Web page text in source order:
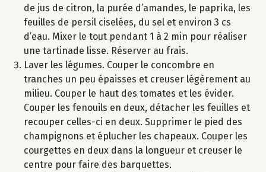
de jus de citron, la purée d’amandes, le paprika, les
feuilles de persil ciselées, du sel et environ 3 cs
d’eau. Mixer le tout pendant 1 à 2 min pour réaliser
une tartinade lisse. Réserver au frais.
Laver les légumes. Couper le concombre en
tranches un peu épaisses et creuser légèrement au
milieu. Couper le haut des tomates et les évider.
Couper les fenouils en deux, détacher les feuilles et
recouper celles-ci en deux. Supprimer le pied des
champignons et éplucher les chapeaux. Couper les
courgettes en deux dans la longueur et creuser le
centre pour faire des barquettes.